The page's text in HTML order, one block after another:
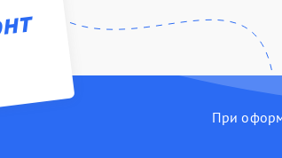
и
90 мин
30 мин 3 года
3 года
При